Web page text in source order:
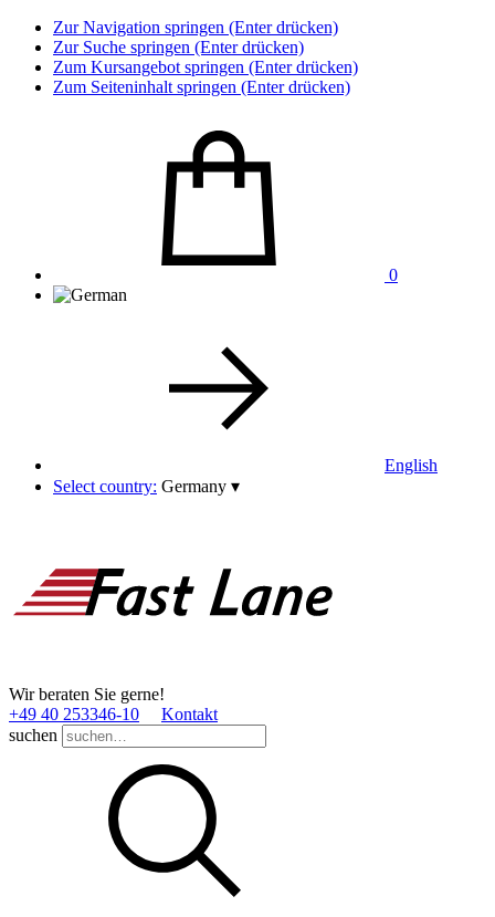
Zur Navigation springen (Enter drücken)
Zur Suche springen (Enter drücken)
Zum Kursangebot springen (Enter drücken)
Zum Seiteninhalt springen (Enter drücken)
0
English
Select country: Germany ▾
Wir beraten Sie gerne!
+49 40 253346­-10
Kontakt
suchen